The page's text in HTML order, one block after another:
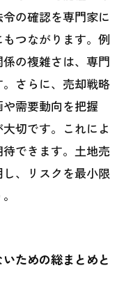
の確認を専門家に
つながります。例
の複雑さは、専門
さらに、売却戦略
需要動向を把握
切です。これによ
できます。土地売
、リスクを最小限
ための総まとめと